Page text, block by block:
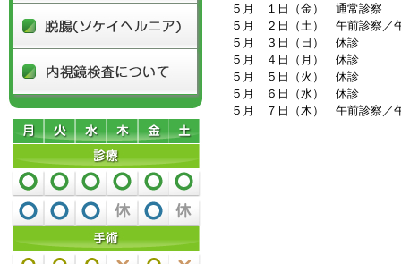
５月 １日（金） 通常診察
５月 ２日（土） 午前診察／
５月 ３日（日） 休診
５月 ４日（月） 休診
５月 ５日（火） 休診
５月 ６日（水） 休診
５月 ７日（木） 午前診察／
脱腸(ソケイヘルニア)
内視鏡検査について